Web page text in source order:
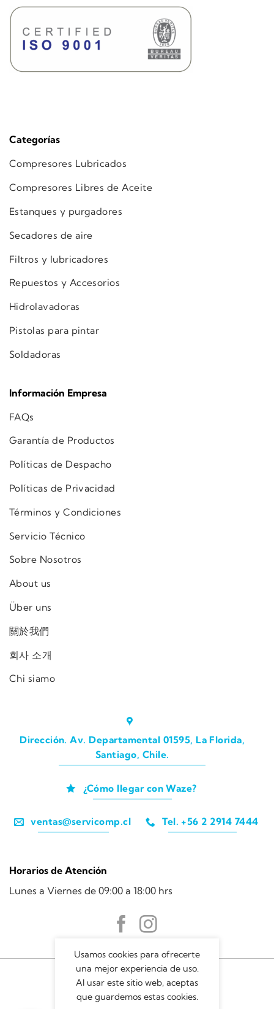
Categorías
Compresores Lubricados
Compresores Libres de Aceite
Estanques y purgadores
Secadores de aire
Filtros y lubricadores
Repuestos y Accesorios
Hidrolavadoras
Pistolas para pintar
Soldadoras
Información Empresa
FAQs
Garantía de Productos
Políticas de Despacho
Políticas de Privacidad
Términos y Condiciones
Servicio Técnico
Sobre Nosotros
About us
Über uns
關於我們
회사 소개
Chi siamo
Dirección. Av. Departamental 01595, La Florida,
Santiago, Chile.
¿Cómo llegar con Waze?
ventas@servicomp.cl Tel. +56 2 2914 7444
Horarios de Atención
Lunes a Viernes de 09:00 a 18:00 hrs
Usamos cookies para ofrecerte
una mejor experiencia de uso.
Al usar este sitio web, aceptas
que guardemos estas cookies.